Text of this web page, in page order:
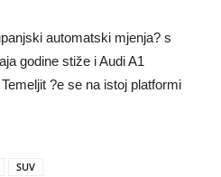
automatski mjenja? s
godine stiže i Audi A1
?e se na istoj platformi
SUV